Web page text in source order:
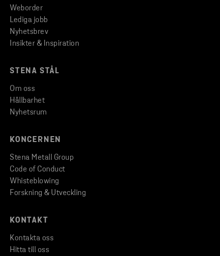
Weborder
Lediga jobb
Nyhetsbrev
Insikter & Inspiration
STENA STÅL
Om oss
Hållbarhet
Nyhetsrum
KONCERNEN
Stena Metall Group
Code of Conduct
Whisteblowing
Forskning & Utveckling
KONTAKT
Kontakta oss
Hitta till oss